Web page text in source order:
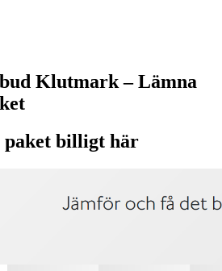
Klutmark – Lämna
paket billigt här